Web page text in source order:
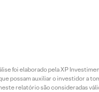
foi elaborado pela XP
possam auxiliar o investidor a
relatório são consideradas